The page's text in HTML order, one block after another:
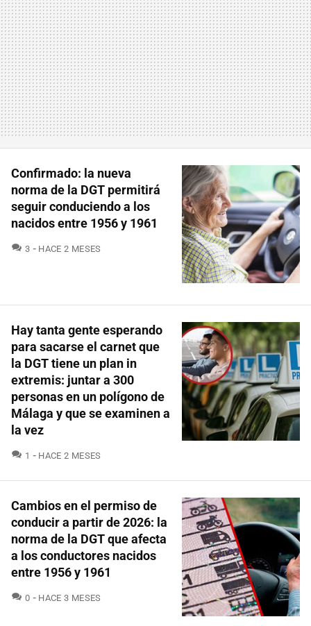
Confirmado: la nueva
norma de la DGT permitirá
seguir conduciendo a los
nacidos entre 1956 y 1961
3 COMENTARIOS
HACE 2 MESES
Hay tanta gente esperando
para sacarse el carnet que
la DGT tiene un plan in
extremis: juntar a 300
personas en un polígono de
Málaga y que se examinen a
la vez
1 COMENTARIOS
HACE 2 MESES
Cambios en el permiso de
conducir a partir de 2026: la
norma de la DGT que afecta
a los conductores nacidos
entre 1956 y 1961
0 COMENTARIOS
HACE 3 MESES